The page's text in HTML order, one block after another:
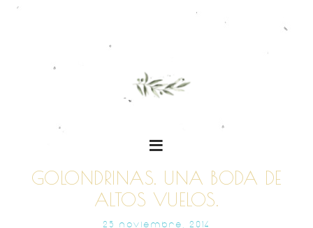
GOLONDRINAS. UNA BODA DE
ALTOS VUELOS.
25 NOVIEMBRE, 2014